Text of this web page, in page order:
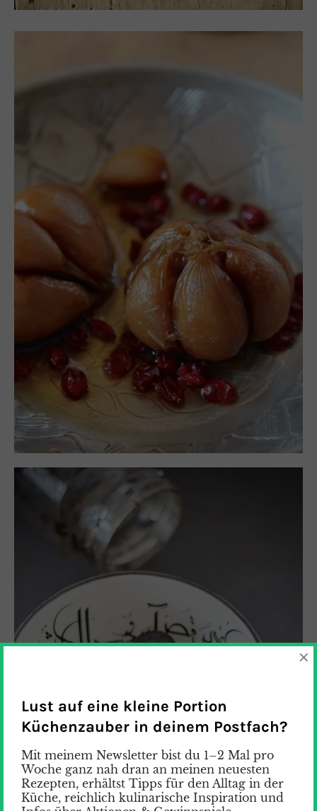
Lust auf eine kleine Portion
Küchenzauber in deinem Postfach?
Mit meinem Newsletter bist du 1–2 Mal pro
Woche ganz nah dran an meinen neuesten
Rezepten, erhältst Tipps für den Alltag in der
Küche, reichlich kulinarische Inspiration und
×